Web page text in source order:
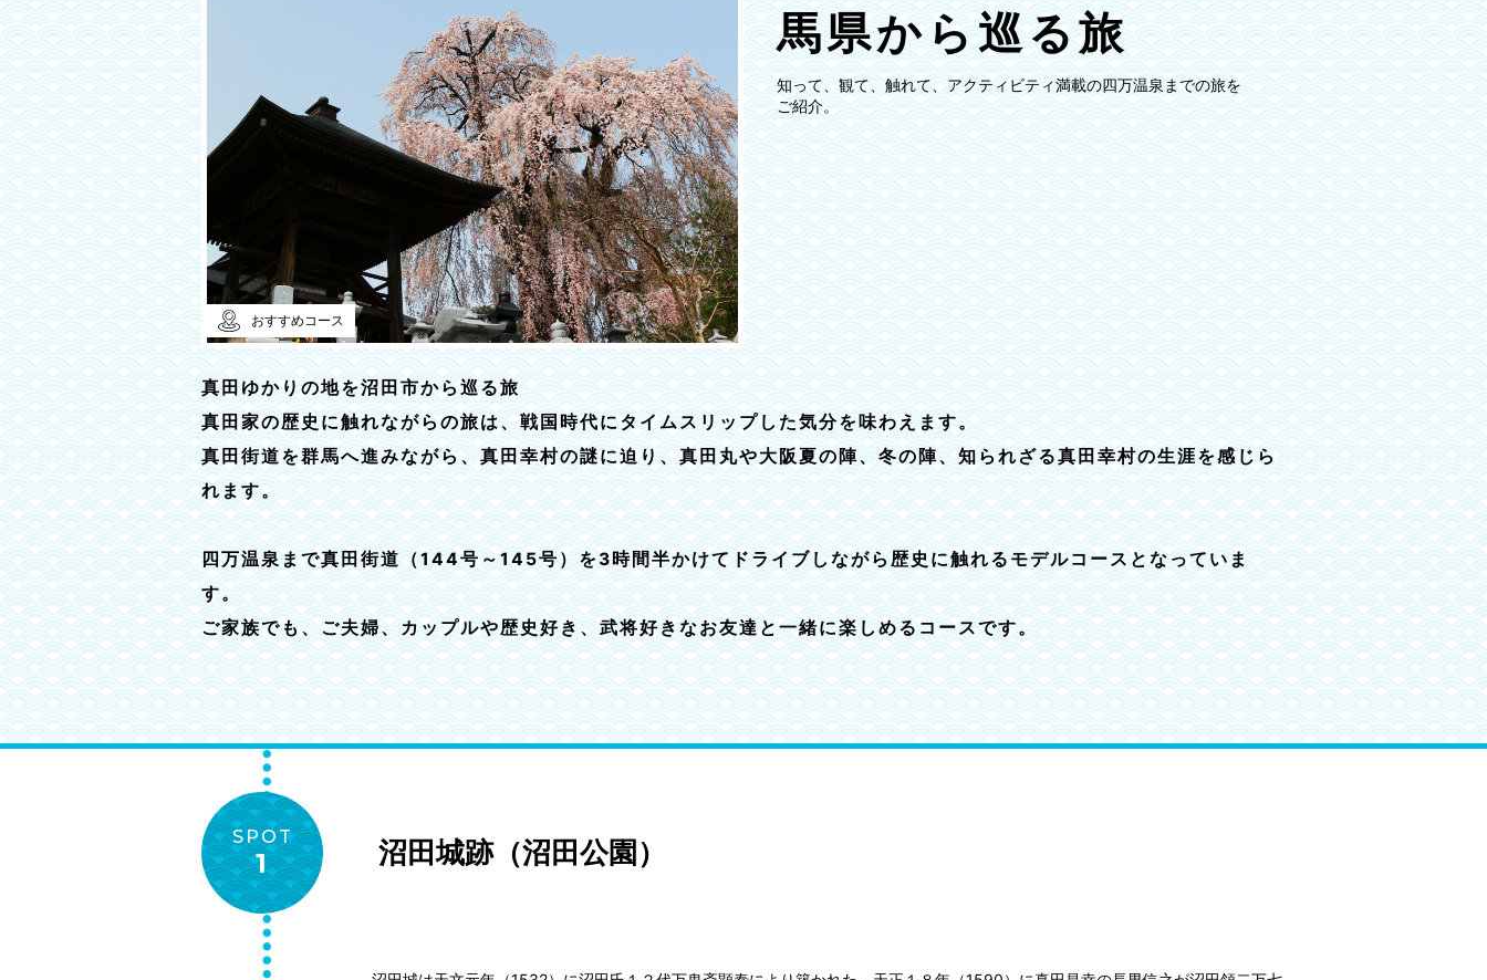
おすすめコース
馬県から巡る旅
知って、観て、触れて、アクティビティ満載の四万温泉までの旅を
ご紹介。
真田ゆかりの地を沼田市から巡る旅
真田家の歴史に触れながらの旅は、戦国時代にタイムスリップした気分を味わえます。
真田街道を群馬へ進みながら、真田幸村の謎に迫り、真田丸や大阪夏の陣、冬の陣、知られざる真田幸村の生涯を感じら
れます。
四万温泉まで真田街道（144号～145号）を3時間半かけてドライブしながら歴史に触れるモデルコースとなっていま
す。
ご家族でも、ご夫婦、カップルや歴史好き、武将好きなお友達と一緒に楽しめるコースです。
SPOT
1 沼田城跡（沼田公園）